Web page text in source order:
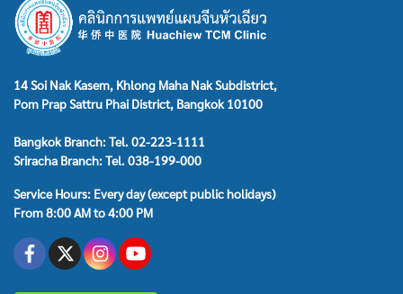
14 Soi Nak Kasem, Khlong Maha Nak Subdistrict,
Pom Prap Sattru Phai District, Bangkok 10100
Bangkok Branch: Tel. 02-223-1111
Sriracha Branch: Tel. 038-199-000
Service Hours: Every day (except public holidays)
From 8:00 AM to 4:00 PM